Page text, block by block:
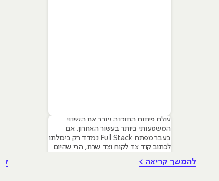
עולם פיתוח התוכנה עובר את השינוי
המשמעותי ביותר בעשור האחרון. אם
בעבר מפתח Full Stack נמדד רק ביכולתו
לכתוב קוד צד לקוח וצד שרת, הרי שהיום
המשתמשים בבינה מלאכותית כדי להאיץ
להמשך קריאה >